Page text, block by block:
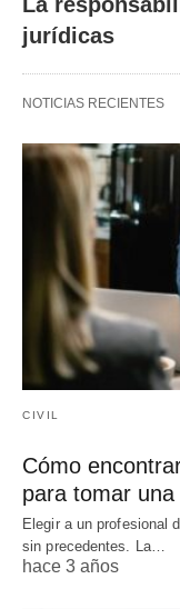
jurídicas
NOTICIAS RECIENTES
CIVIL
Cómo
para tomar
Elegir a un profesional
sin precedentes. La…
hace 3 años